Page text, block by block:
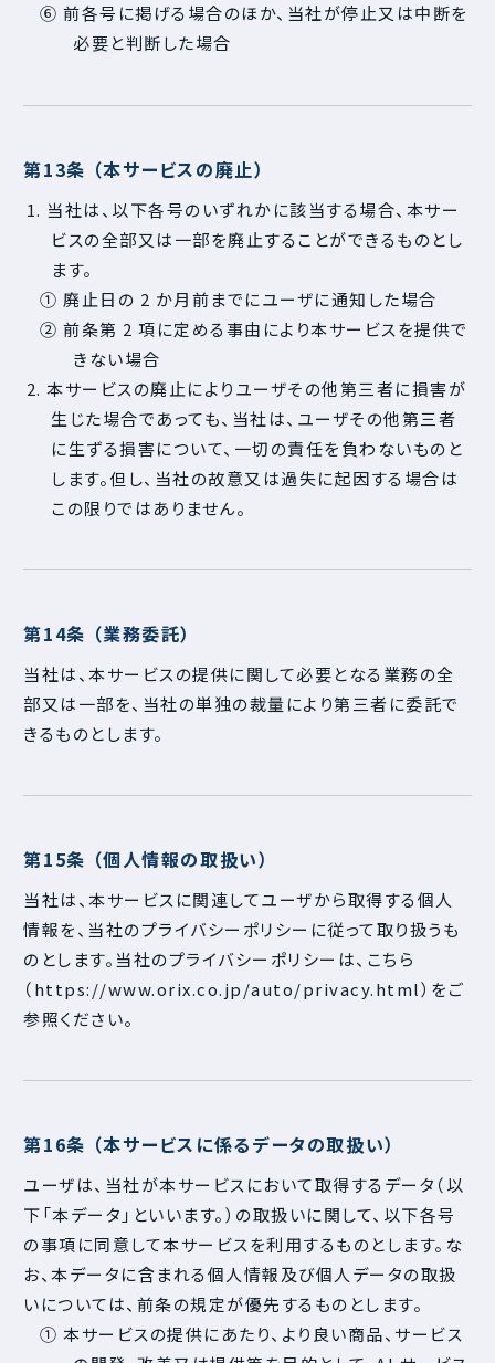
⑥ 前各号に掲げる場合のほか、当社が停止又は中断を
必要と判断した場合
第13条 （本サービスの廃止）
1. 当社は、以下各号のいずれかに該当する場合、本サー
ビスの全部又は一部を廃止することができるものとし
ます。
① 廃止日の 2 か月前までにユーザに通知した場合
② 前条第 2 項に定める事由により本サービスを提供で
きない場合
2. 本サービスの廃止によりユーザその他第三者に損害が
生じた場合であっても、当社は、ユーザその他第三者
に生ずる損害について、一切の責任を負わないものと
します。但し、当社の故意又は過失に起因する場合は
この限りではありません。
第14条 （業務委託）
当社は、本サービスの提供に関して必要となる業務の全
部又は一部を、当社の単独の裁量により第三者に委託で
きるものとします。
第15条 （個人情報の取扱い）
当社は、本サービスに関連してユーザから取得する個人
情報を、当社のプライバシーポリシーに従って取り扱うも
のとします。当社のプライバシーポリシーは、こちら
（https://www.orix.co.jp/auto/privacy.html）をご
参照ください。
第16条 （本サービスに係るデータの取扱い）
ユーザは、当社が本サービスにおいて取得するデータ（以
下「本データ」といいます。）の取扱いに関して、以下各号
の事項に同意して本サービスを利用するものとします。な
お、本データに含まれる個人情報及び個人データの取扱
いについては、前条の規定が優先するものとします。
① 本サービスの提供にあたり、より良い商品、サービス